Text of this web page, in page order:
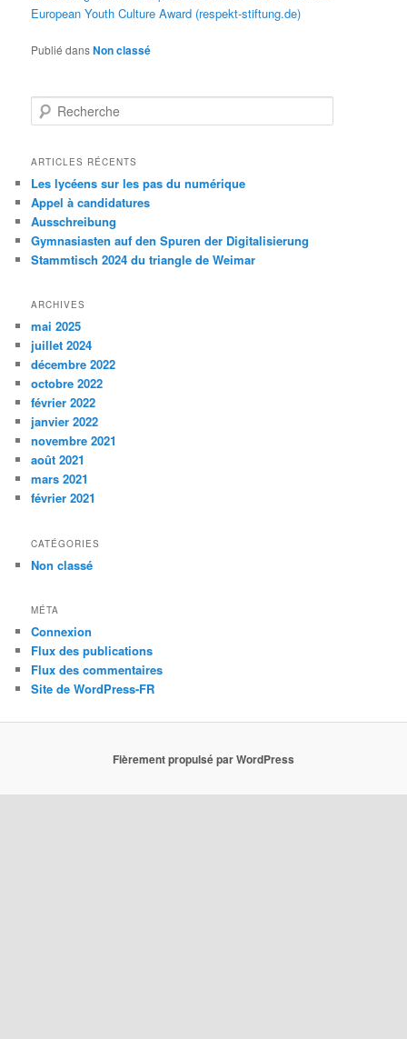
European Youth Culture Award (respekt-stiftung.de)
Publié dansNon classé
e
h
r
c
h
e
ARTICLES RÉCENTS
Les lycéens sur les pas du numérique
Appel à candidatures
Ausschreibung
Gymnasiasten auf den Spuren der Digitalisierung
Stammtisch 2024 du triangle de Weimar
ARCHIVES
mai 2025
juillet 2024
décembre 2022
octobre 2022
février 2022
janvier 2022
novembre 2021
août 2021
mars 2021
février 2021
CATÉGORIES
Non classé
MÉTA
Connexion
Flux des publications
Flux des commentaires
Site de WordPress-FR
Fièrement propulsé par WordPress